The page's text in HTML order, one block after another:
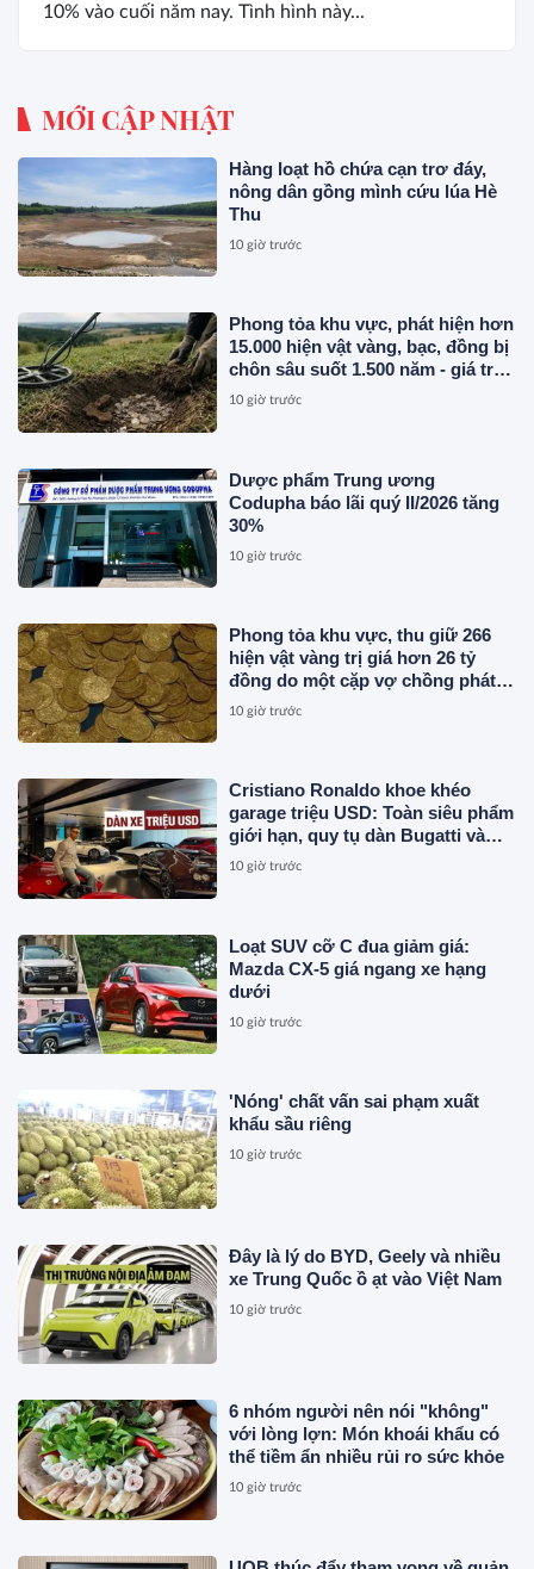
10% vào cuối năm nay. Tình hình này...
MỚI CẬP NHẬT
Hàng loạt hồ chứa cạn trơ đáy,
nông dân gồng mình cứu lúa Hè
Thu
10 giờ trước
Phong tỏa khu vực, phát hiện hơn
15.000 hiện vật vàng, bạc, đồng bị
chôn sâu suốt 1.500 năm - giá trị
tương đương 63 tỷ đồng
10 giờ trước
Dược phẩm Trung ương
Codupha báo lãi quý II/2026 tăng
30%
10 giờ trước
Phong tỏa khu vực, thu giữ 266
hiện vật vàng trị giá hơn 26 tỷ
đồng do một cặp vợ chồng phát
hiện khi thay sàn nhà
10 giờ trước
Cristiano Ronaldo khoe khéo
garage triệu USD: Toàn siêu phẩm
giới hạn, quy tụ dàn Bugatti và
Ferrari đắt đỏ
10 giờ trước
Loạt SUV cỡ C đua giảm giá:
Mazda CX-5 giá ngang xe hạng
dưới
10 giờ trước
'Nóng' chất vấn sai phạm xuất
khẩu sầu riêng
10 giờ trước
Đây là lý do BYD, Geely và nhiều
xe Trung Quốc ồ ạt vào Việt Nam
10 giờ trước
6 nhóm người nên nói "không"
với lòng lợn: Món khoái khẩu có
thể tiềm ẩn nhiều rủi ro sức khỏe
10 giờ trước